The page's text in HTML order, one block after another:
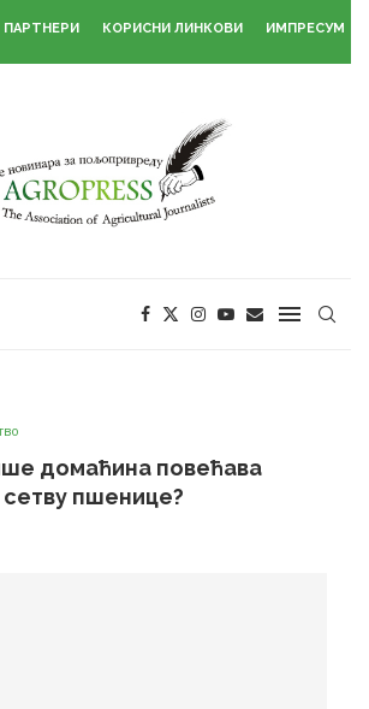
ПАРТНЕРИ КОРИСНИ ЛИНКОВИ ИМПРЕСУМ
домаћина повећава
пшенице?